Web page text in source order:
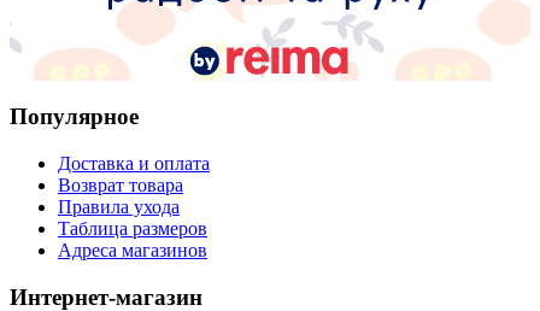
Популярное
Доставка и оплата
Возврат товара
Правила ухода
Таблица размеров
Адреса магазинов
Интернет-магазин